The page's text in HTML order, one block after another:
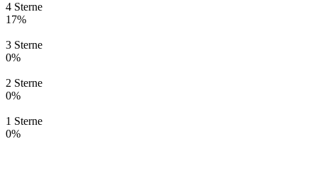
4 Sterne
17%
3 Sterne
0%
2 Sterne
0%
1 Sterne
0%